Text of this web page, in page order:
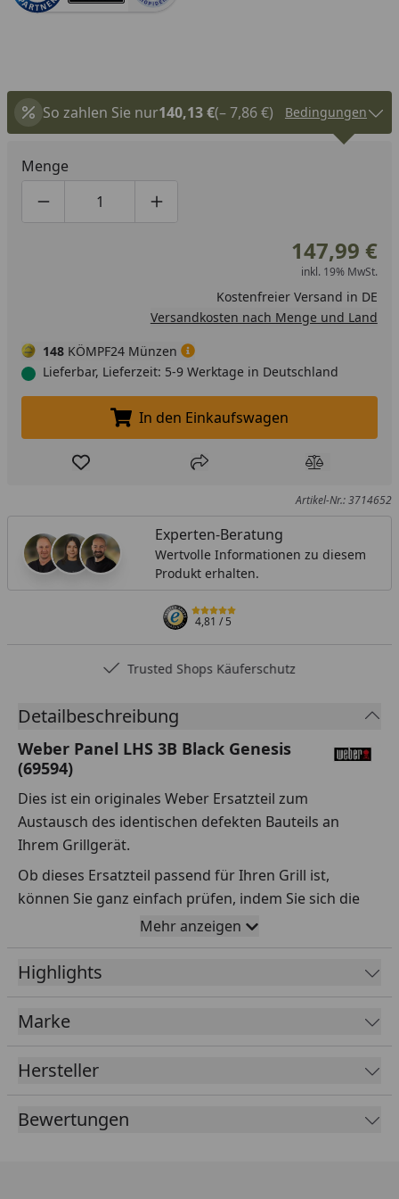
So zahlen Sie nur140,13 €(– 7,86 €) Bedingungen
Menge
Produktmenge um eins verringern
Produktmenge manuell eingeben
Produktmenge um eins erhöhen
147,99 €
inkl. 19% MwSt.
Kostenfreier Versand in DE
Versandkosten nach Menge und Land
148 KÖMPF24 Münzen
Lieferbar, Lieferzeit: 5-9 Werktage in Deutschland
In den Einkaufswagen legen
In den Einkaufswagen
Produkt zur Wunschliste hinzufügen
Teilen Produkt
Artikel-Nr.: 3714652
Experten-Beratung
Wertvolle Informationen zu diesem
Produkt erhalten.
4,81/ 5
Trusted Shops Käuferschutz
Detailbeschreibung
Weber Panel LHS 3B Black Genesis
(69594)
Dies ist ein originales Weber Ersatzteil zum
Austausch des identischen defekten Bauteils an
Ihrem Grillgerät.
Ob dieses Ersatzteil passend für Ihren Grill ist,
können Sie ganz einfach prüfen, indem Sie sich die
Explosionszeichnung Ihres Grills anschauen und dort
das betreffende Teil heraussuchen.
Über die Seriennummer Ihres Grillgeräts kommen Sie
ganz einfach zur passenden Explosionszeichnung.
Geben Sie dafür die Seriennummer
Sollte Ihnen nicht bekannt sein, wo Sie die
Seriennummer finden, klicken Sie bitteHIER.
Mehr anzeigen
Highlights
Marke
Hersteller
Bewertungen